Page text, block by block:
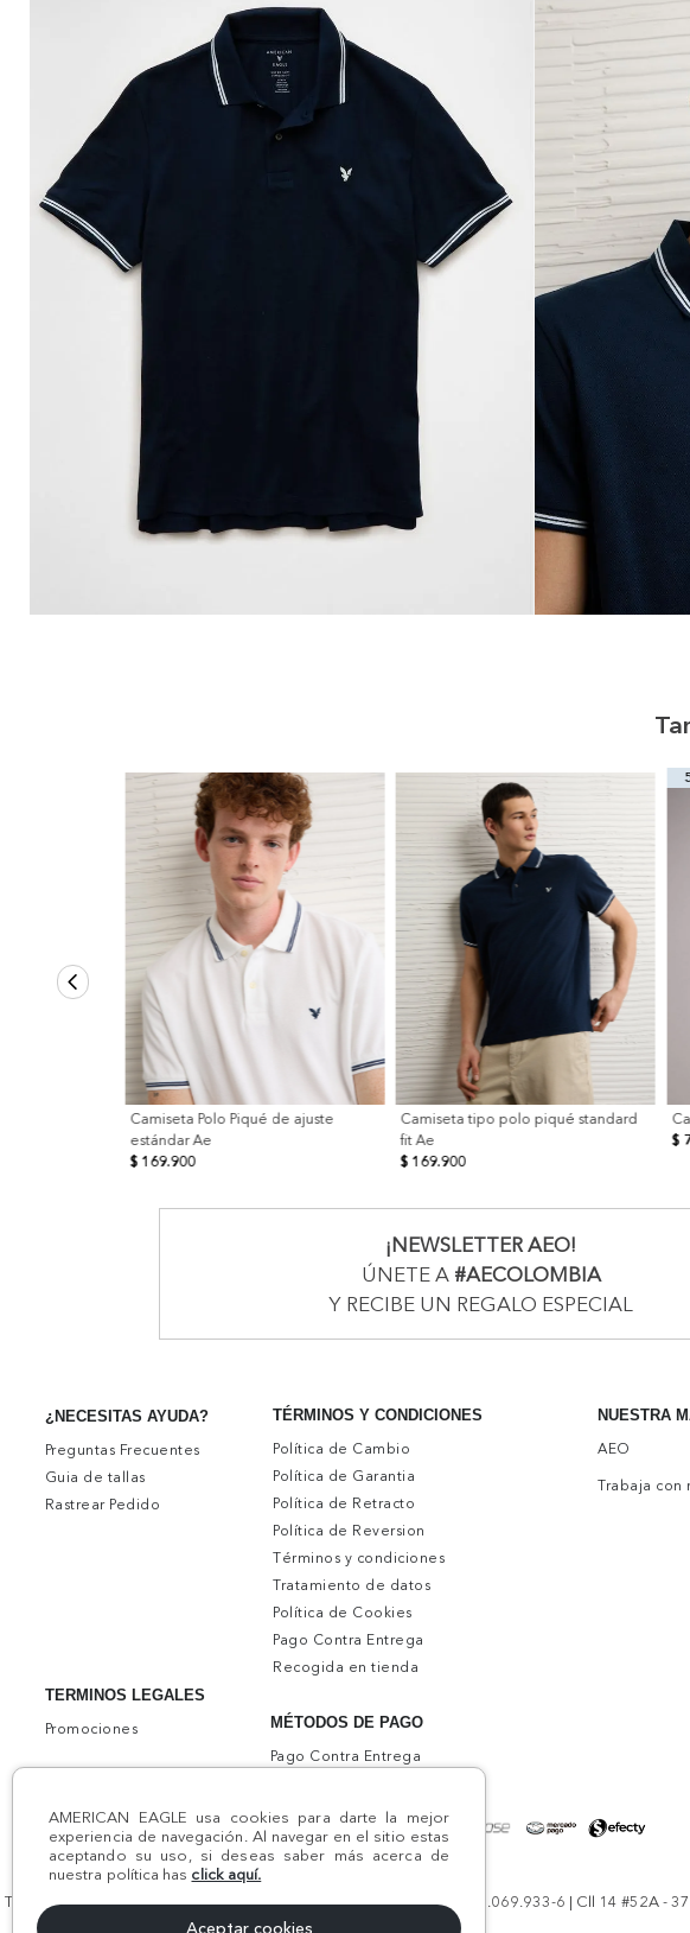
AMERICAN EAGLE usa cookies para darte la mejor
experiencia de navegación. Al navegar en el sitio estas
aceptando su uso, si deseas saber más acerca de
nuestra política has click aquí.
Aceptar cookies
Camiseta Polo Piqué de ajuste
estándar Ae
$ 169.900
Camiseta tipo polo piqué standard
fit Ae
$ 169.900
$
¡NEWSLETTER AEO!
ÚNETE A #AECOLOMBIA
Y RECIBE UN REGALO ESPECIAL
¿NECESITAS AYUDA?
Preguntas Frecuentes
Guia de tallas
Rastrear Pedido
TERMINOS LEGALES
Promociones
TÉRMINOS Y CONDICIONES
Política de Cambio
Política de Garantia
Política de Retracto
Política de Reversion
Términos y condiciones
Tratamiento de datos
Política de Cookies
Pago Contra Entrega
Recogida en tienda
NUESTRA
AEO
Trabaja con
MÉTODOS DE PAGO
Pago Contra Entrega
Todos los derechos reservados AE 2024 | Comodín S.A.S | NIT:800.069.933-6 | Cll 14 #52A -